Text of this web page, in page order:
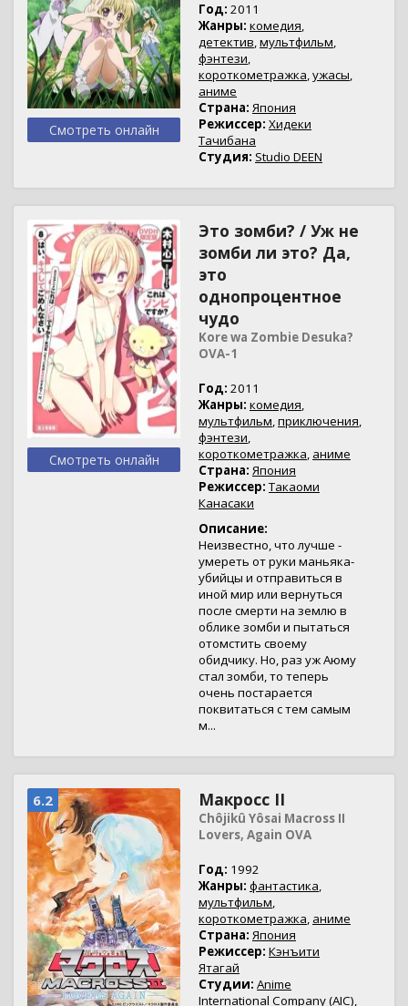
Смотреть онлайн
Год: 2011
Жанры: комедия,
детектив,мультфильм,
фэнтези,
короткометражка,ужасы,
аниме
Страна: Япония
Режиссер: Хидеки
Тачибана
Студия: Studio DEEN
Смотреть онлайн
Это зомби? / Уж не
зомби ли это? Да,
это
однопроцентное
чудо
Kore wa Zombie Desuka?
OVA-1
Год: 2011
Жанры: комедия,
мультфильм,приключения,
фэнтези,
короткометражка, аниме
Страна: Япония
Режиссер: Такаоми
Канасаки
Описание:
Неизвестно, что лучше -
умереть от руки маньяка-
убийцы и отправиться в
иной мир или вернуться
после смерти на землю в
облике зомби и пытаться
отомстить своему
обидчику. Но, раз уж Аюму
стал зомби, то теперь
очень постарается
поквитаться с тем самым
м...
6.2 Макросс II
Chôjikû Yôsai Macross II
Lovers, Again OVA
Год: 1992
Жанры: фантастика,
мультфильм,
короткометражка, аниме
Страна: Япония
Режиссер: Кэнъити
Ятагай
Студии: Anime
International Company (AIC),